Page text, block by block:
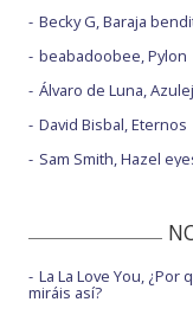
Becky G, Baraja
beabadoobee, Pylon
Álvaro de Luna,
David Bisbal, Eternos
Sam Smith, Hazel
La La Love You, ¿Por
miráis así?